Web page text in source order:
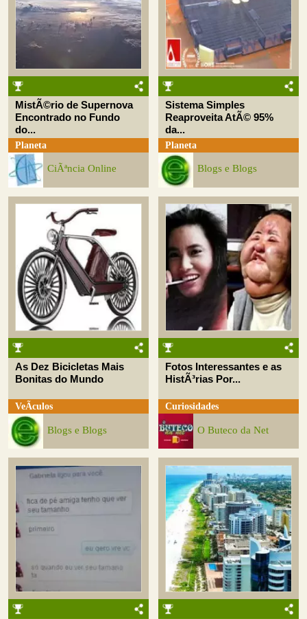
MistÃ©rio de Supernova
Encontrado no Fundo
do...
Planeta
CiÃªncia Online
Sistema Simples
Reaproveita AtÃ© 95%
da...
Planeta
Blogs e Blogs
As Dez Bicicletas Mais
Bonitas do Mundo
VeÃ­culos
Blogs e Blogs
Fotos Interessantes e as
HistÃ³rias Por...
Curiosidades
O Buteco da Net